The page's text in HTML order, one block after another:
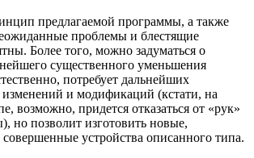
предлагаемой программы, а также
проблемы и блестящие
Более того, можно задуматься о
существенного уменьшения
потребует дальнейших
и модификаций (кстати, на
возможно, придется отказаться от «рук»
но позволит изготовить новые,
совершенные устройства описанного типа.